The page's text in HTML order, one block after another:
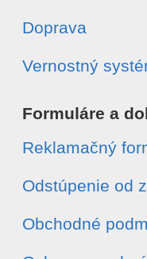
Doprava
Vernostný
Formuláre a
Reklamačný
Odstúpenie od
Obchodné